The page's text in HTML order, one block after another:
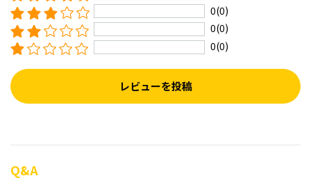
0(0)
0(0)
0(0)
レビューを投稿
Q&A